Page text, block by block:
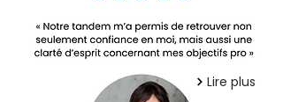
Lire plus